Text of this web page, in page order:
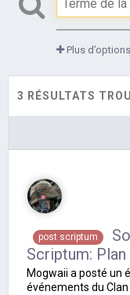
Plus
3 RÉSULTATS
post scriptum
Scriptum: Plan
Mogwaii a posté un
événements du